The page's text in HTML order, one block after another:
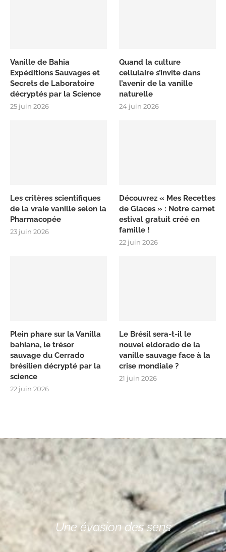
Vanille de Bahia
Expéditions Sauvages et
Secrets de Laboratoire
décryptés par la Science
25 juin 2026
Quand la culture
cellulaire s’invite dans
l’avenir de la vanille
naturelle
24 juin 2026
Les critères scientifiques
de la vraie vanille selon la
Pharmacopée
23 juin 2026
Découvrez « Mes Recettes
de Glaces » : Notre carnet
estival gratuit créé en
famille !
22 juin 2026
Plein phare sur la Vanilla
bahiana, le trésor
sauvage du Cerrado
brésilien décrypté par la
science
22 juin 2026
Le Brésil sera-t-il le
nouvel eldorado de la
vanille sauvage face à la
crise mondiale ?
21 juin 2026
Une évasion des sens